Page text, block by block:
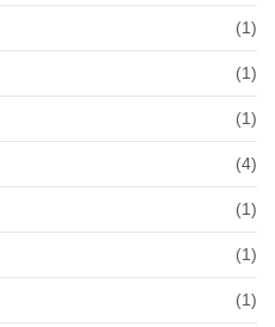
(1)
(1)
(1)
(4)
(1)
(1)
(1)